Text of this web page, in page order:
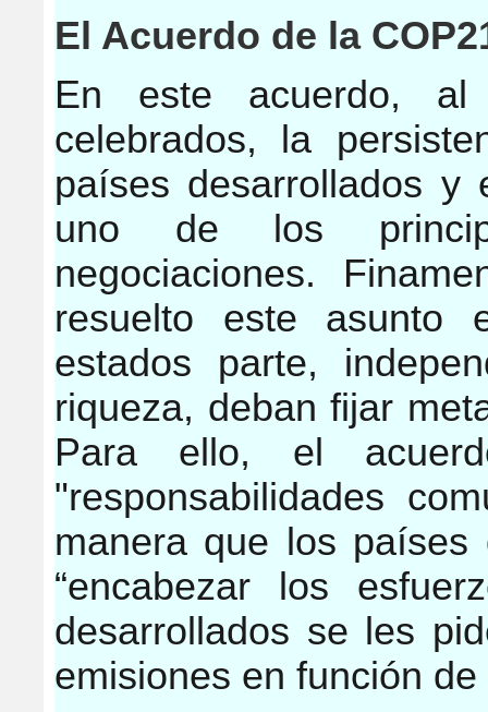
El Acuerdo de la
En este acuerdo,
celebrados, la
países desarrollados
uno de los
negociaciones.
resuelto este asunto
estados parte,
riqueza, deban fijar
Para ello, el
"responsabilidades
manera que los países
“encabezar los
desarrollados se les
emisiones en función